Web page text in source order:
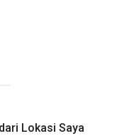
Lokasi Saya